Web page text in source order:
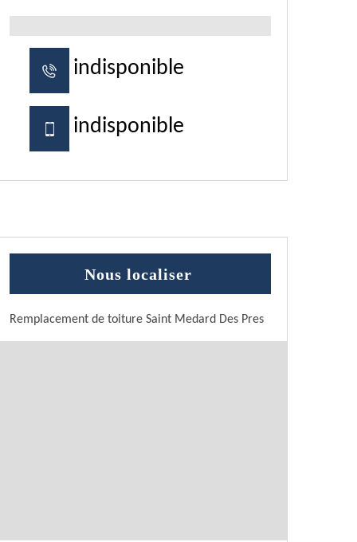
indisponible
indisponible
Nous localiser
Remplacement de toiture Saint Medard Des Pres